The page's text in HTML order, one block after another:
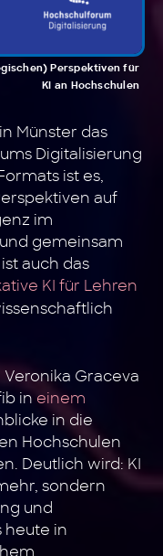
Perspektiven für
KI an Hochschulen
Münster das
Digitalisierung
ist es,
auf
im
gemeinsam
auch das
KI für Lehren
Veronika Graceva
in einem
in die
Hochschulen
Deutlich wird: KI
sondern
und
heute in